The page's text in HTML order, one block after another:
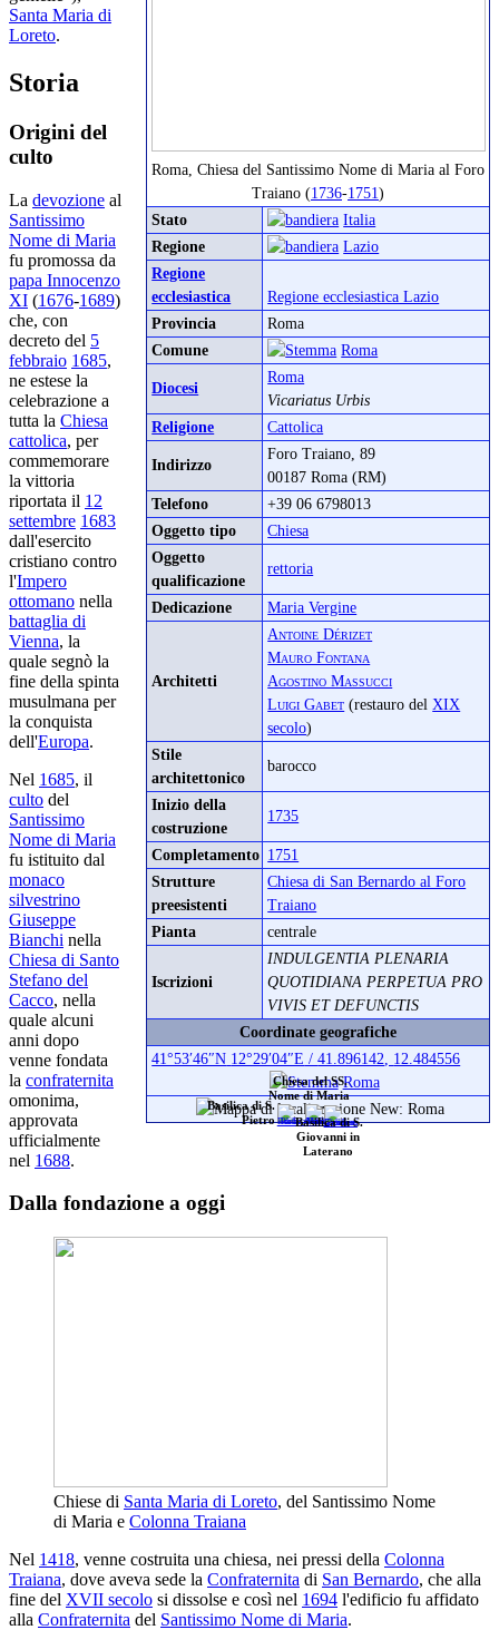
Roma, Chiesa del Santissimo Nome di Maria al Foro
Traiano (1736-1751)
Stato
Italia
Regione
Lazio
Regione
ecclesiastica
Regione ecclesiastica Lazio
Provincia
Roma
Comune
Roma
Diocesi
Roma
Vicariatus Urbis
Religione
Cattolica
Indirizzo
Foro Traiano, 89
00187 Roma (RM)
Telefono
+39 06 6798013
Oggetto tipo
Chiesa
Oggetto
qualificazione
rettoria
Dedicazione Maria Vergine
Architetti
Antoine Dérizet
Mauro Fontana
Agostino Massucci
Luigi Gabet (restauro del XIX
secolo)
Stile
architettonico
barocco
Inizio della
costruzione
1735
Completamento 1751
Strutture
preesistenti
Chiesa di San Bernardo al Foro
Traiano
Pianta
centrale
Iscrizioni
INDULGENTIA PLENARIA
QUOTIDIANA PERPETUA PRO
VIVIS ET DEFUNCTIS
Coordinate geografiche
41°53′46″N 12°29′04″E /41.896142
12.484556
Roma
Chiesa del SS.
Nome di Maria
Basilica di S.
Pietro
Basilica di S.
Giovanni in
Laterano
Santa Maria di
Loreto.
Storia
Origini del
culto
La devozione al
Santissimo
Nome di Maria
fu promossa da
papa Innocenzo
XI (1676-1689)
che, con
decreto del 5
febbraio 1685,
ne estese la
celebrazione a
tutta la Chiesa
cattolica, per
commemorare
la vittoria
riportata il 12
settembre 1683
dall'esercito
cristiano contro
l'Impero
ottomano nella
battaglia di
Vienna, la
quale segnò la
fine della spinta
musulmana per
la conquista
dell'Europa.
Nel 1685, il
culto del
Santissimo
Nome di Maria
fu istituito dal
monaco
silvestrino
Giuseppe
Bianchi nella
Chiesa di Santo
Stefano del
Cacco, nella
quale alcuni
anni dopo
venne fondata
la confraternita
omonima,
approvata
ufficialmente
nel 1688.
Dalla fondazione a oggi
Chiese di Santa Maria di Loreto, del Santissimo Nome
di Maria e Colonna Traiana
Nel 1418, venne costruita una chiesa, nei pressi della Colonna
Traiana, dove aveva sede la Confraternita di San Bernardo, che alla
fine del XVII secolo si dissolse e così nel 1694 l'edificio fu affidato
alla Confraternita del Santissimo Nome di Maria.